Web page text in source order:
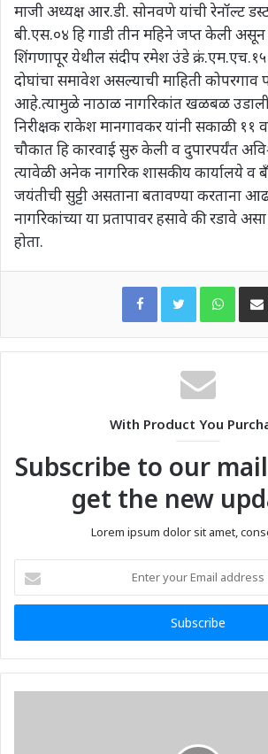
माजी अध्यक्ष आर.डी. सोनवणे यांची रेनॉल्ट
बी.एस.०४ हि गाडी तीन महिने जप्त केली असून
शिंगणापूर येथील संदीप रमेश उंडे क्रं.एम.एच.१५
दोघांचा समावेश असल्याची माहिती कोपरगाव
आहे.त्यामुळे नाठाळ नागरिकांत खळबळ
निरीक्षक राकेश मानगावकर यांनी सकाळी
चौकात हि कारवाई सुरु केली व दुपारपर्यंत
त्यावेळी अनेक नागरिक शासकीय कार्यालये व
जयंतीची सुट्टी असताना बतावण्या करताना
नागरिकांच्या या प्रतापावर हसावे की रडावे असा
होता.
With Product You
Subscribe to our
get the new
Lorem ipsum dolor sit amet,
your
Email